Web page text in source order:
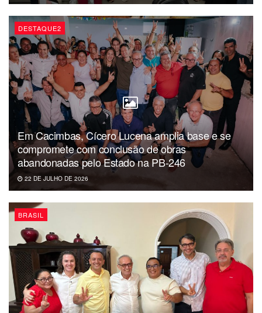
As informações são da coluna de Reinaldo Azevêdo.
DESTAQUE2
Em Cacimbas, Cícero Lucena amplia base e se
compromete com conclusão de obras
abandonadas pelo Estado na PB-246
22 DE JULHO DE 2026
BRASIL